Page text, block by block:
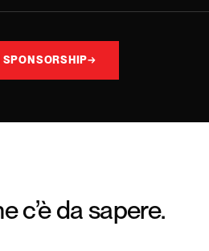
SPONSORSHIP→
c’è da sapere.